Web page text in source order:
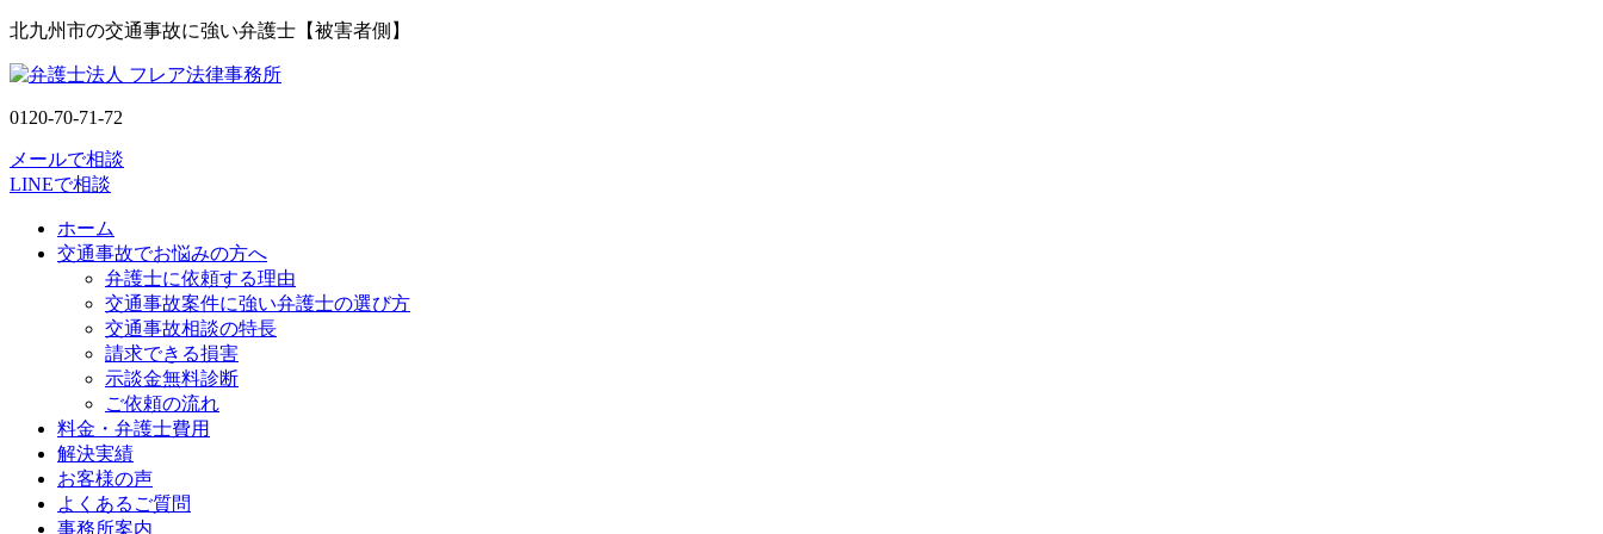
北九州市の交通事故に強い弁護士【被害者側】
0120-70-71-72
メールで相談
LINEで相談
ホーム
交通事故でお悩みの方へ
弁護士に依頼する理由
交通事故案件に強い弁護士の選び方
交通事故相談の特長
請求できる損害
示談金無料診断
ご依頼の流れ
料金・弁護士費用
解決実績
お客様の声
よくあるご質問
事務所案内